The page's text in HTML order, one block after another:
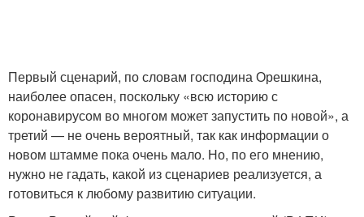
Первый сценарий, по словам господина Орешкина,
наиболее опасен, поскольку «всю историю с
коронавирусом во многом может запустить по новой», а
третий — не очень вероятный, так как информации о
новом штамме пока очень мало. Но, по его мнению,
нужно не гадать, какой из сценариев реализуется, а
готовиться к любому развитию ситуации.